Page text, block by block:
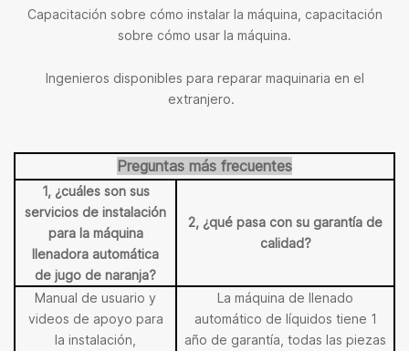
Capacitación sobre cómo instalar la máquina, capacitación
sobre cómo usar la máquina.
Ingenieros disponibles para reparar maquinaria en el
extranjero.
Preguntas más frecuentes
1, ¿cuáles son sus
servicios de instalación
para la máquina
llenadora automática
de jugo de naranja?
2, ¿qué pasa con su garantía de
calidad?
Manual de usuario y
videos de apoyo para
la instalación,
La máquina de llenado
automático de líquidos tiene 1
año de garantía, todas las piezas